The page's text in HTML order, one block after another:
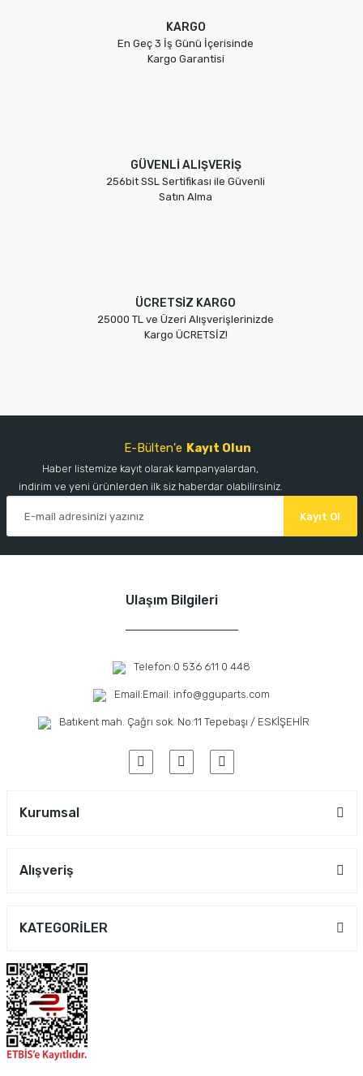
KARGO
En Geç 3 İş Günü İçerisinde
Kargo Garantisi
GÜVENLİ ALIŞVERİŞ
256bit SSL Sertifikası ile Güvenli
Satın Alma
ÜCRETSİZ KARGO
25000 TL ve Üzeri Alışverişlerinizde
Kargo ÜCRETSİZ!
E-Bülten'e Kayıt Olun
Haber listemize kayıt olarak kampanyalardan,
indirim ve yeni ürünlerden ilk siz haberdar olabilirsiniz.
Kayıt Ol
Ulaşım Bilgileri
Telefon:0 536 611 0 448
Email:Email: info@gguparts.com
Batıkent mah. Çağrı sok. No:11 Tepebaşı / ESKİŞEHİR
Kurumsal
Alışveriş
KATEGORİLER